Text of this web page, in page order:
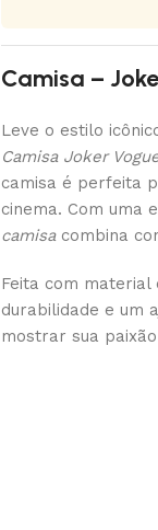
Camisa –
Leve o estilo
Camisa Joker
camisa é perfeita
cinema. Com uma
camisacombina
Feita com material
durabilidade e um
mostrar sua